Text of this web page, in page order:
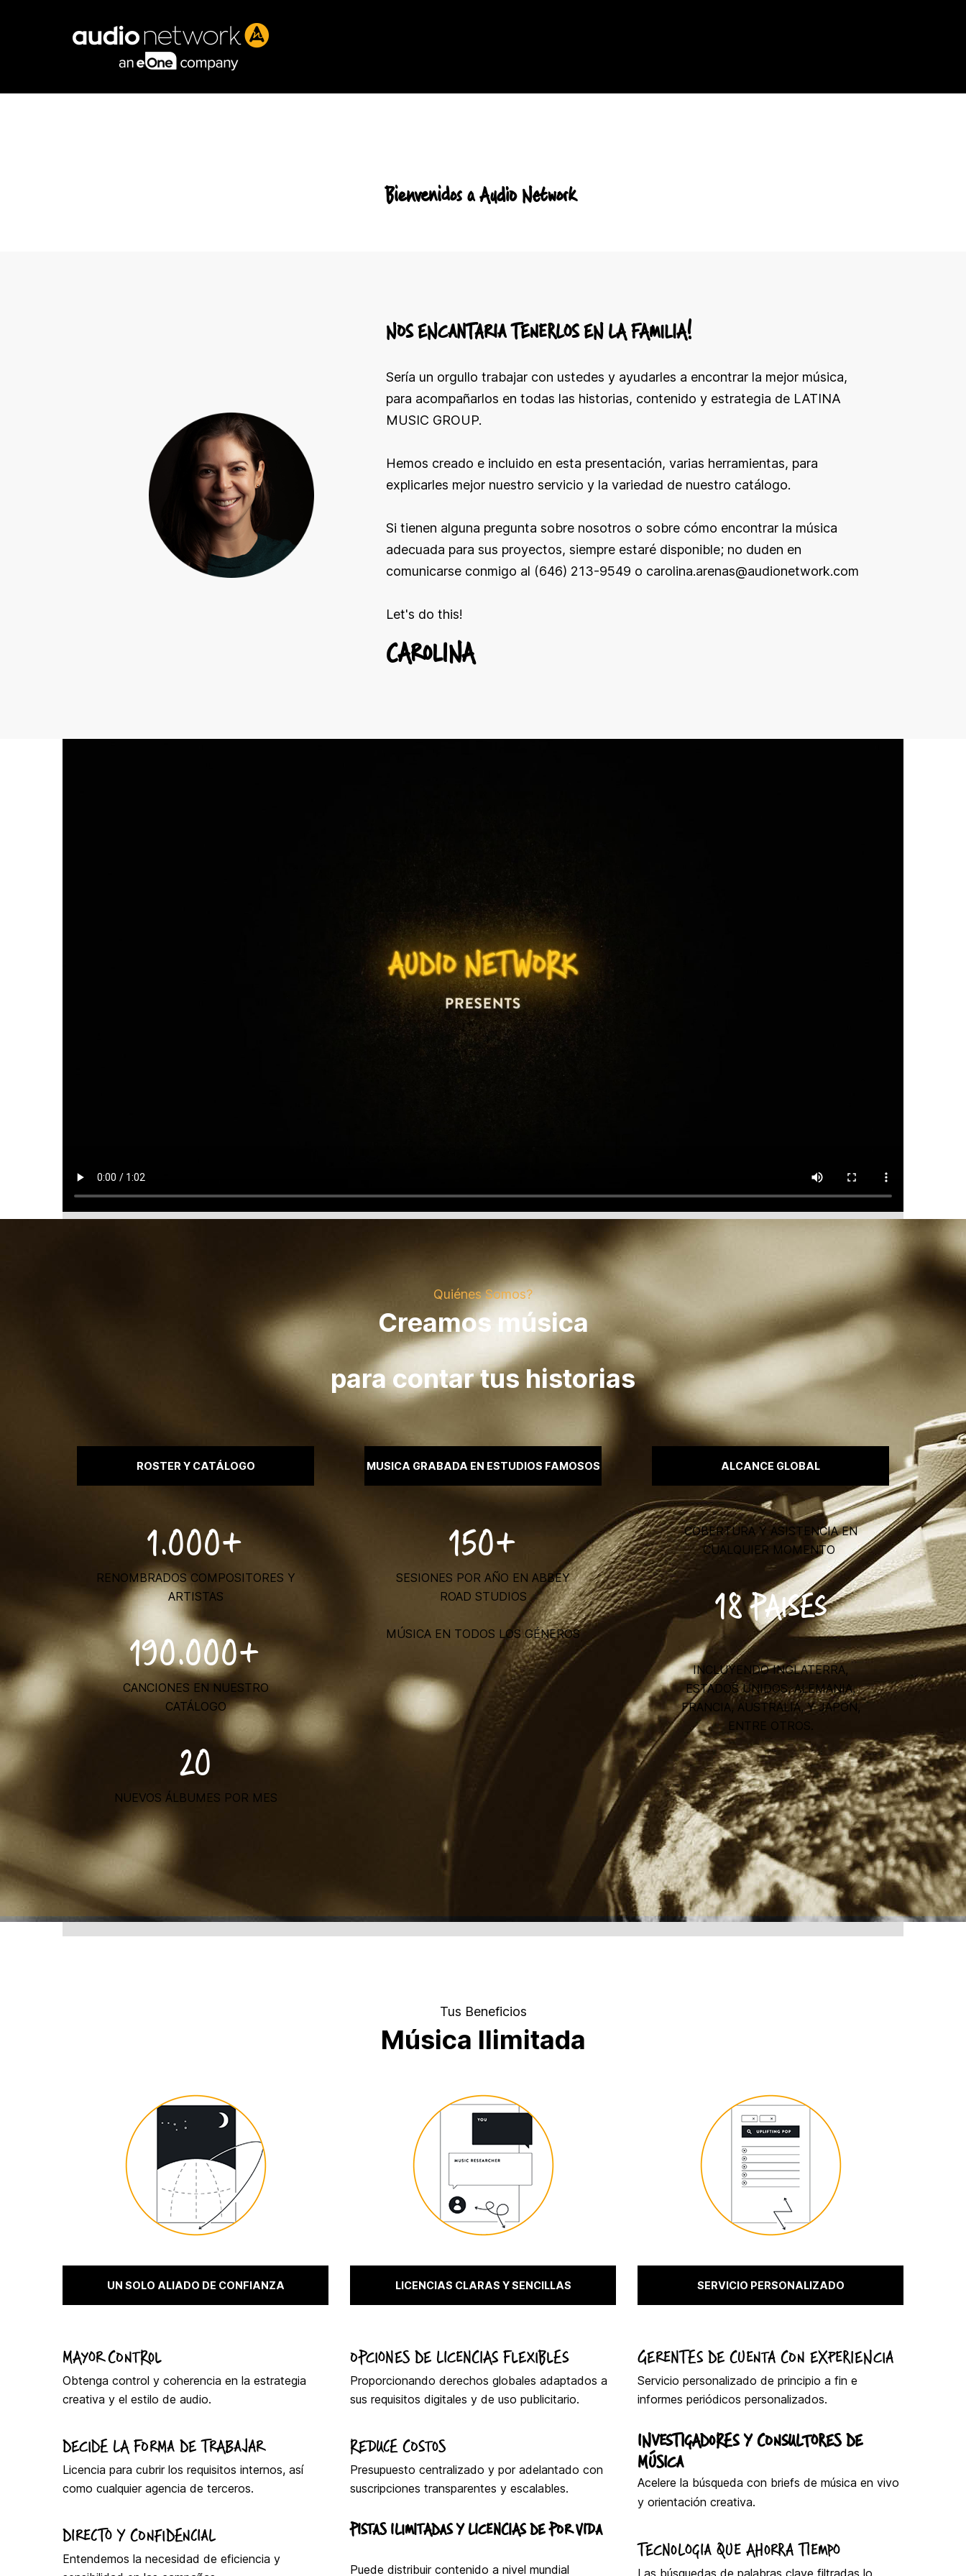
Bienvenidos a Audio Network
NOS ENCANTARIA TENERLOS EN LA FAMILIA!
Sería un orgullo trabajar con ustedes y ayudarles a encontrar la mejor música,
para acompañarlos en todas las historias, contenido y estrategia de LATINA
MUSIC GROUP.
Hemos creado e incluido en esta presentación, varias herramientas, para
explicarles mejor nuestro servicio y la variedad de nuestro catálogo.
Si tienen alguna pregunta sobre nosotros o sobre cómo encontrar la música
adecuada para sus proyectos, siempre estaré disponible; no duden en
comunicarse conmigo al (646) 213-9549 o carolina.arenas@audionetwork.com
Let's do this!
CAROLINA
Quiénes Somos?
Creamos música
para contar tus historias
ROSTER Y CATÁLOGO
1.000+
RENOMBRADOS COMPOSITORES Y
ARTISTAS
190.000+
CANCIONES EN NUESTRO
CATÁLOGO
20
NUEVOS ÁLBUMES POR MES
MUSICA GRABADA EN ESTUDIOS FAMOSOS
150+
SESIONES POR AÑO EN ABBEY
ROAD STUDIOS
MÚSICA EN TODOS LOS GÉNEROS
ALCANCE GLOBAL
COBERTURA Y ASISTENCIA EN
CUALQUIER MOMENTO
18 PAISES
INCLUYENDO INGLATERRA,
ESTADOS UNIDOS, ALEMANIA,
FRANCIA, AUSTRALIA, Y JAPON,
ENTRE OTROS.
Tus Beneficios
Música Ilimitada
UN SOLO ALIADO DE CONFIANZA
MAYOR CONTROL
Obtenga control y coherencia en la estrategia
creativa y el estilo de audio.
DECIDE LA FORMA DE TRABAJAR
Licencia para cubrir los requisitos internos, así
como cualquier agencia de terceros.
DIRECTO Y CONFIDENCIAL
Entendemos la necesidad de eficiencia y
LICENCIAS CLARAS Y SENCILLAS
OPCIONES DE LICENCIAS FLEXIBLES
Proporcionando derechos globales adaptados a
sus requisitos digitales y de uso publicitario.
REDUCE COSTOS
Presupuesto centralizado y por adelantado con
suscripciones transparentes y escalables.
PISTAS ILIMITADAS Y LICENCIAS DE POR VIDA
Puede distribuir contenido a nivel mundial
SERVICIO PERSONALIZADO
GERENTES DE CUENTA CON EXPERIENCIA
Servicio personalizado de principio a fin e
informes periódicos personalizados.
INVESTIGADORES Y CONSULTORES DE
MÚSICA
Acelere la búsqueda con briefs de música en vivo
y orientación creativa.
TECNOLOGIA QUE AHORRA TIEMPO